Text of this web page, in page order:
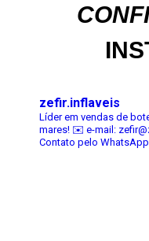
zefir.inflaveis
Líder em vendas de
mares! ✉️ e-mail:
Contato pelo